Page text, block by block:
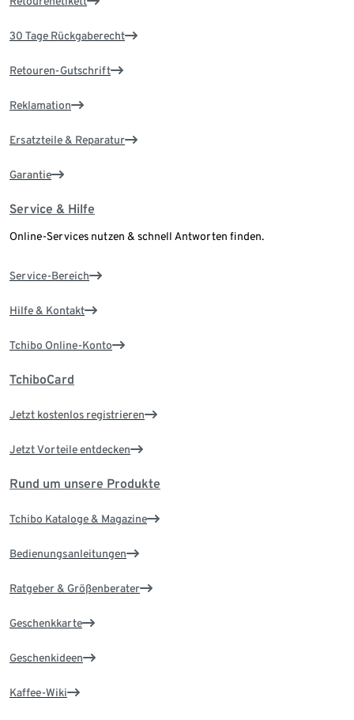
30 Tage Rückgaberecht
Retouren-Gutschrift
Reklamation
Ersatzteile & Reparatur
Garantie
Service & Hilfe
Online-Services nutzen & schnell Antworten finden.
Service-Bereich
Hilfe & Kontakt
Tchibo Online-Konto
TchiboCard
Jetzt kostenlos registrieren
Jetzt Vorteile entdecken
Rund um unsere Produkte
Tchibo Kataloge & Magazine
Bedienungsanleitungen
Ratgeber & Größenberater
Geschenkkarte
Geschenkideen
Kaffee-Wiki